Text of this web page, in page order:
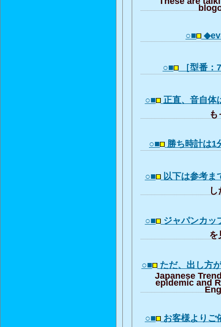
○■
○■ ［型番：
○■ 正直、音自
も
○■ 勝ち時計は1
○■ 以下は参考
し
○■ ジャパンカ
を
○■ ただ、出し方
Japanese
epidemic and
○■ お客様より